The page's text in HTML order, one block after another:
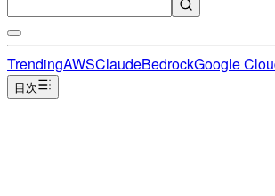
TrendingAWSClaudeBedrockGoogle
目次